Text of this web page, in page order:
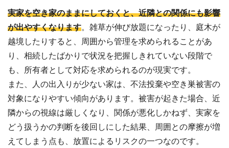
実家を空き家のままにしておくと、近隣との関係にも影響
が出やすくなります。雑草が伸び放題になったり、庭木が
越境したりすると、周囲から管理を求められることがあ
り、相続したばかりで状況を把握しきれていない段階で
も、所有者として対応を求められるのが現実です。
また、人の出入りが少ない家は、不法投棄や空き巣被害の
対象になりやすい傾向があります。被害が起きた場合、近
隣からの視線は厳しくなり、関係が悪化しかねず、実家を
どう扱うかの判断を後回しにした結果、周囲との摩擦が増
えてしまう点も、放置によるリスクの一つなのです。